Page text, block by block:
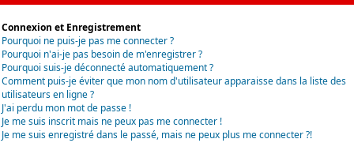
Connexion et Enregistrement
Pourquoi ne puis-je pas me connecter ?
Pourquoi n'ai-je pas besoin de m'enregistrer ?
Pourquoi suis-je déconnecté automatiquement ?
Comment puis-je éviter que mon nom d'utilisateur apparaisse dans la liste des
utilisateurs en ligne ?
J'ai perdu mon mot de passe !
Je me suis inscrit mais ne peux pas me connecter !
Je me suis enregistré dans le passé, mais ne peux plus me connecter ?!